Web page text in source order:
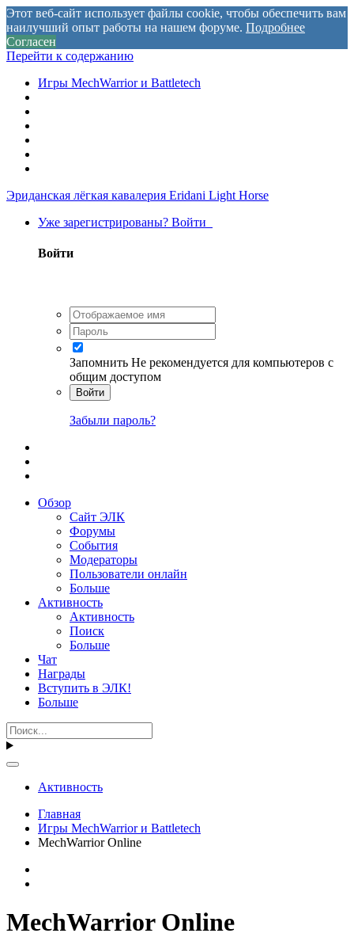
Этот веб-сайт использует файлы cookie, чтобы обеспечить вам
наилучший опыт работы на нашем форуме. Подробнее
Согласен
Перейти к содержанию
Игры MechWarrior и Battletech
Эриданская лёгкая кавалерия Eridani Light Horse
Уже зарегистрированы? Войти
Войти
Запомнить Не рекомендуется для компьютеров с
общим доступом
Войти
Забыли пароль?
Обзор
Сайт ЭЛК
Форумы
События
Модераторы
Пользователи онлайн
Больше
Активность
Активность
Поиск
Больше
Чат
Награды
Вступить в ЭЛК!
Больше
Активность
Главная
Игры MechWarrior и Battletech
MechWarrior Online
MechWarrior Online